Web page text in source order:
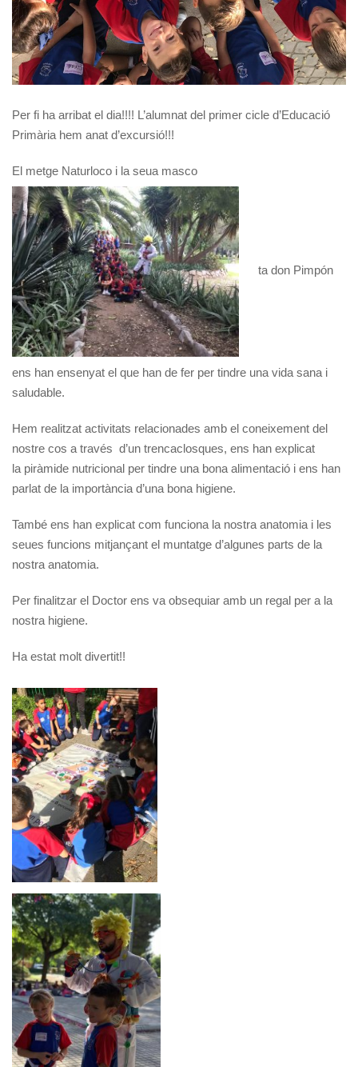
Per fi ha arribat el dia!!!! L’alumnat del primer cicle d’Educació
Primària hem anat d’excursió!!!
El metge Naturloco i la seua masco
ta don Pimpón
ens han ensenyat el que han de fer per tindre una vida sana i
saludable.
Hem realitzat activitats relacionades amb el coneixement del
nostre cos a través d’un trencaclosques, ens han explicat
la piràmide nutricional per tindre una bona alimentació i ens han
parlat de la importància d’una bona higiene.
També ens han explicat com funciona la nostra anatomia i les
seues funcions mitjançant el muntatge d’algunes parts de la
nostra anatomia.
Per finalitzar el Doctor ens va obsequiar amb un regal per a la
nostra higiene.
Ha estat molt divertit!!